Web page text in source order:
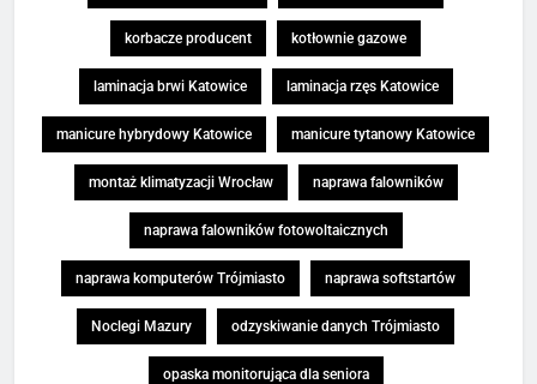
korbacze producent kotłownie gazowe
laminacja brwi Katowice laminacja rzęs Katowice
manicure hybrydowy Katowice manicure tytanowy Katowice
montaż klimatyzacji Wrocław naprawa falowników
naprawa falowników fotowoltaicznych
naprawa komputerów Trójmiasto naprawa softstartów
Noclegi Mazury odzyskiwanie danych Trójmiasto
opaska monitorująca dla seniora